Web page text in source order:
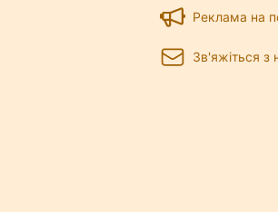
Реклама на
Зв'яжіться з